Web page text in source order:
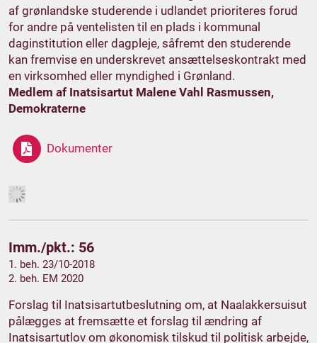
af grønlandske studerende i udlandet prioriteres forud
for andre på ventelisten til en plads i kommunal
daginstitution eller dagpleje, såfremt den studerende
kan fremvise en underskrevet ansættelseskontrakt med
en virksomhed eller myndighed i Grønland.
Medlem af Inatsisartut Malene Vahl Rasmussen,
Demokraterne
Dokumenter
Imm./pkt.: 56
1. beh. 23/10-2018
2. beh. EM 2020
Forslag til Inatsisartutbeslutning om, at Naalakkersuisut
pålægges at fremsætte et forslag til ændring af
Inatsisartutlov om økonomisk tilskud til politisk arbejde,